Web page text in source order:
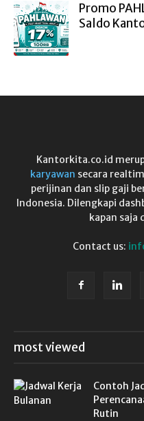
Promo
Saldo
Kantorkita.co.id
karyawan secara
perijinan dan slip gaji
Indonesia. Dilengkapi
kapan saja
Contact us:
most viewed
Contoh
Rutin